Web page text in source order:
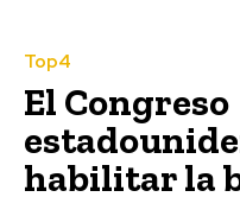
Top4
El Congreso
habilitar la